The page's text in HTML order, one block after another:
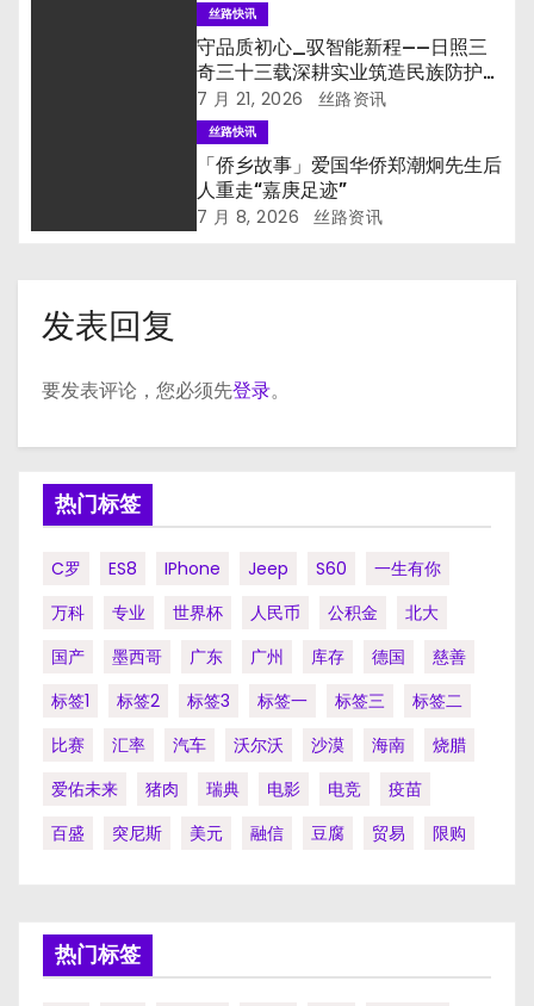
丝路快讯
守品质初心_驭智能新程——日照三
奇三十三载深耕实业筑造民族防护品
牌
7 月 21, 2026 丝路资讯
丝路快讯
「侨乡故事」爱国华侨郑潮炯先生后
人重走“嘉庚足迹”
7 月 8, 2026 丝路资讯
发表回复
要发表评论，您必须先登录。
热门标签
C罗 ES8 IPhone Jeep S60
一生有你
万科
专业 世界杯 人民币 公积金
北大
国产
墨西哥 广东 广州 库存 德国
慈善
标签1
标签2 标签3 标签一 标签三
标签二
比赛
汇率 汽车 沃尔沃 沙漠 海南
烧腊
爱佑未来
猪肉 瑞典 电影 电竞
疫苗
百盛
突尼斯 美元 融信 豆腐 贸易 限购
热门标签